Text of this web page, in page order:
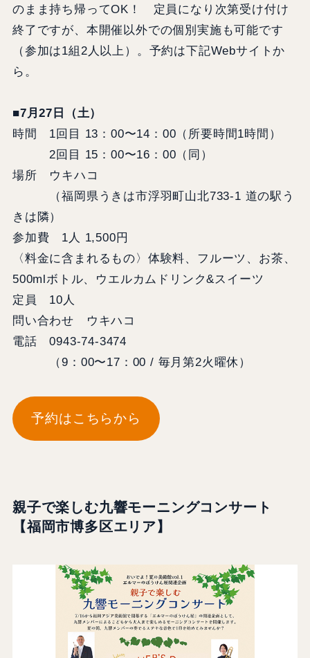
のまま持ち帰ってOK！ 定員になり次第受け付け
終了ですが、本開催以外での個別実施も可能です
（参加は1組2人以上）。予約は下記Webサイトか
ら。
■7月27日（土）
時間 1回目 13：00〜14：00（所要時間1時間）
2回目 15：00〜16：00（同）
場所 ウキハコ
（福岡県うきは市浮羽町山北733-1 道の駅う
きは隣）
参加費 1人 1,500円
〈料金に含まれるもの〉体験料、フルーツ、お茶、
500mlボトル、ウエルカムドリンク&スイーツ
定員 10人
問い合わせ ウキハコ
電話 0943-74-3474
（9：00〜17：00 / 毎月第2火曜休）
予約はこちらから
親子で楽しむ九響モーニングコンサート
【福岡市博多区エリア】